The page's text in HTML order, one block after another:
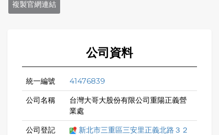
複製官網連結
公司資料
統一編號 41476839
公司名稱
台灣大哥大股份有限公司重陽正義營
業處
公司登記
新北市三重區三安里正義北路３２